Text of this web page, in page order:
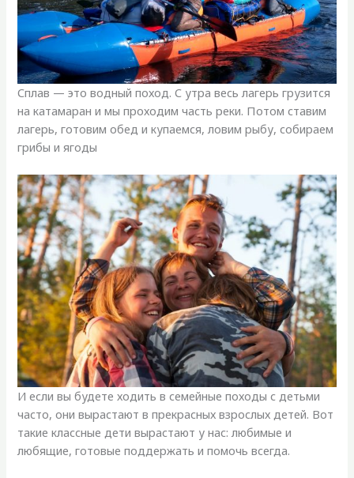
Сплав — это водный поход. С утра весь лагерь грузится
на катамаран и мы проходим часть реки. Потом ставим
лагерь, готовим обед и купаемся, ловим рыбу, собираем
грибы и ягоды
И если вы будете ходить в семейные походы с детьми
часто, они вырастают в прекрасных взрослых детей. Вот
такие классные дети вырастают у нас: любимые и
любящие, готовые поддержать и помочь всегда.